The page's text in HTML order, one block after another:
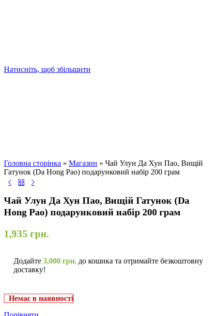
Натисніть, щоб збільшити
Головна сторінка » Магазин » Чай Улун Да Хун Пао, Вищій
Гатунок (Da Hong Pao) подарунковий набір 200 грам
Чай Улун Да Хун Пао, Вищій Гатунок (Da
Hong Pao) подарунковий набір 200 грам
1,935 грн.
Додайте 3,000 грн. до кошика та отримайте безкоштовну
доставку!
Немає в наявності